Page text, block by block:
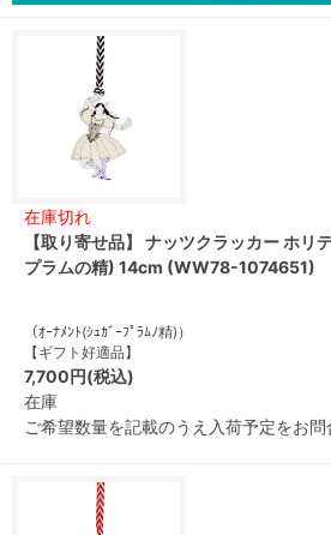
在庫切れ
【取り寄せ品】 ナッツクラッカー ホリ
プラムの精) 14cm (WW78-1074651)
（ｵｰﾅﾒﾝﾄ(ｼｭｶﾞｰﾌﾟﾗﾑﾉ精)）
【ギフト好適品】
7,700円(税込)
在庫
ご希望数量を記載のうえ入荷予定をお問